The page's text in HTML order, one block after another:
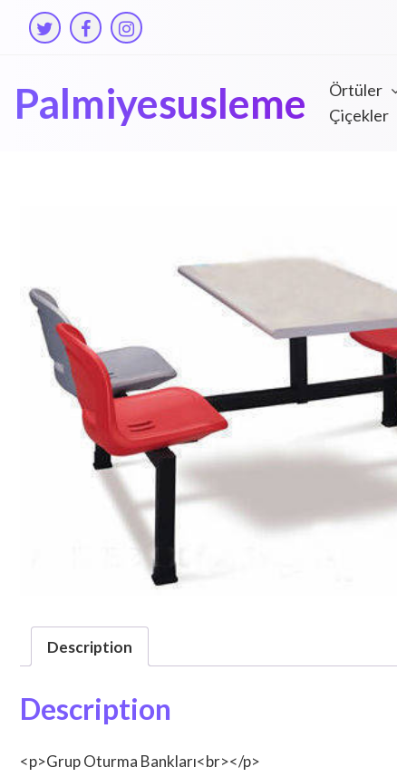
content
Palmiyesusleme Örtüler
Çiçekler
Description
Description
<p>Grup Oturma Bankları<br></p>